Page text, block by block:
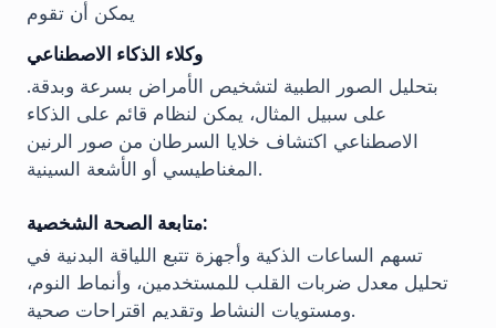
يمكن أن تقوم
وكلاء الذكاء الاصطناعي
بتحليل الصور الطبية لتشخيص الأمراض بسرعة وبدقة.
على سبيل المثال، يمكن لنظام قائم على الذكاء
الاصطناعي اكتشاف خلايا السرطان من صور الرنين
المغناطيسي أو الأشعة السينية.
متابعة الصحة الشخصية:
تسهم الساعات الذكية وأجهزة تتبع اللياقة البدنية في
تحليل معدل ضربات القلب للمستخدمين، وأنماط النوم،
ومستويات النشاط وتقديم اقتراحات صحية.